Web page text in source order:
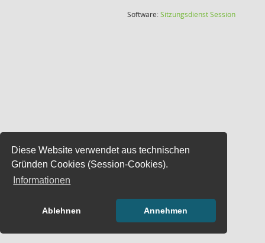
Diese Website verwendet aus technischen
Gründen Cookies (Session-Cookies).
Informationen
Ablehnen Annehmen
Software:SitzungsdienstSession(Wird in